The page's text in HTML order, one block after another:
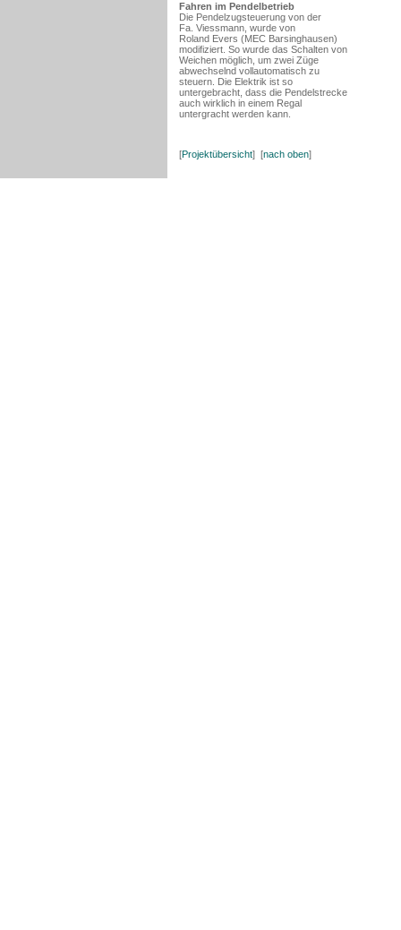
Fahren im Pendelbetrieb
Die Pendelzugsteuerung von der
Fa. Viessmann, wurde von
Roland Evers (MEC Barsinghausen)
modifiziert. So wurde das Schalten von
Weichen möglich, um zwei Züge
abwechselnd vollautomatisch zu
steuern. Die Elektrik ist so
untergebracht, dass die Pendelstrecke
auch wirklich in einem Regal
untergracht werden kann.
[Projektübersicht] [nach oben]